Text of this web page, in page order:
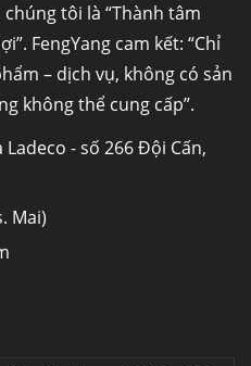
tôi là “Thành tâm
FengYang cam kết: “Chỉ
– dịch vụ, không có sản
không thể cung cấp”.
- số 266 Đội Cấn,
Mai)
là hợp kim chịu
chất lượng giá tốt? Gọi ngay
gỉ) là một trong...
ƯU CHO MÔI TRƯỜNG
C70600 (CuNi 90/10) –...